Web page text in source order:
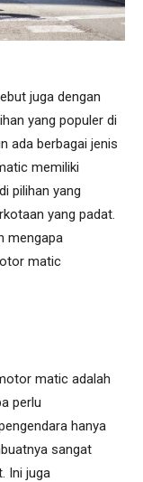
juga dengan
yang populer di
ada berbagai jenis
memiliki
pilihan yang
yang padat.
mengapa
matic
matic adalah
perlu
hanya
sangat
Ini juga